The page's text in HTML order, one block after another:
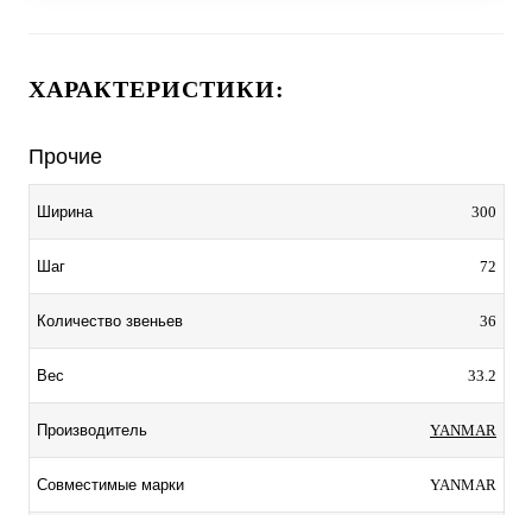
ХАРАКТЕРИСТИКИ:
Прочие
Ширина 300
Шаг 72
Количество звеньев 36
Вес 33.2
Производитель YANMAR
Совместимые марки YANMAR